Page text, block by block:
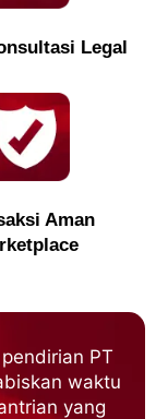
Legal
Aman
PT
waktu
yang